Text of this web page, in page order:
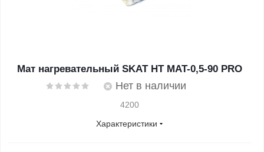
Мат нагревательный SKAT HT MAT-0,5-90 PRO
Нет в наличии
4200
Характеристики